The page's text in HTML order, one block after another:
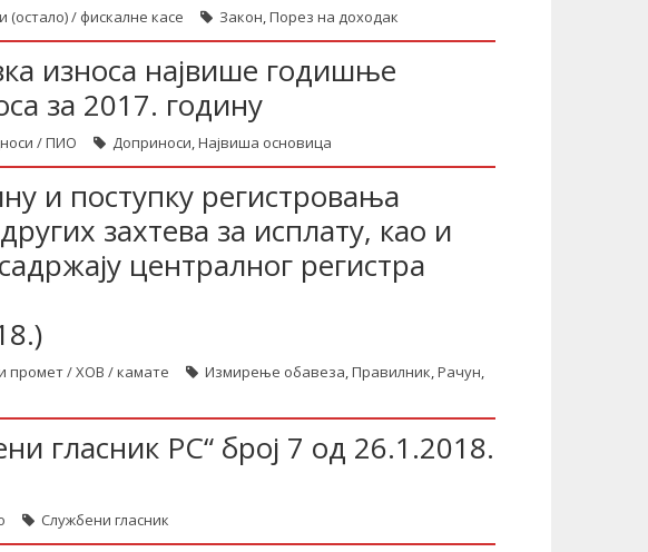
(остало) / фискалне касе Закон,Порез на доходак
износа највише годишње
за 2017. годину
/ ПИО Доприноси,Највиша основица
и поступку регистровања
захтева за исплату, као и
централног регистра
промет / ХОВ / камате Измирење обавеза,Правилник,Рачун,
гласник РС“ број 7 од 26.1.2018.
Службени гласник